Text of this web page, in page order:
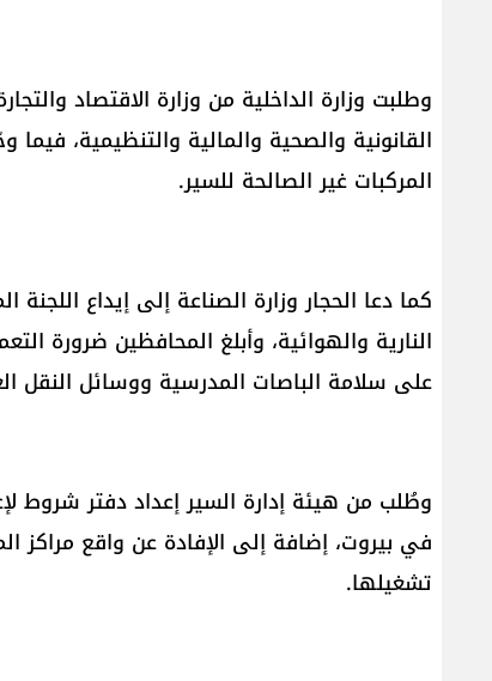
وطلبت وزارة الداخلية من وزارة الاقتصاد
القانونية والصحية والمالية والتنظيمية،
المركبات غير الصالحة للسير.
كما دعا الحجار وزارة الصناعة إلى إيداع
النارية والهوائية، وأبلغ المحافظين ضرورة
على سلامة الباصات المدرسية ووسائل النقل
وطُلب من هيئة إدارة السير إعداد دفتر شروط
في بيروت، إضافة إلى الإفادة عن واقع مراكز
تشغيلها.